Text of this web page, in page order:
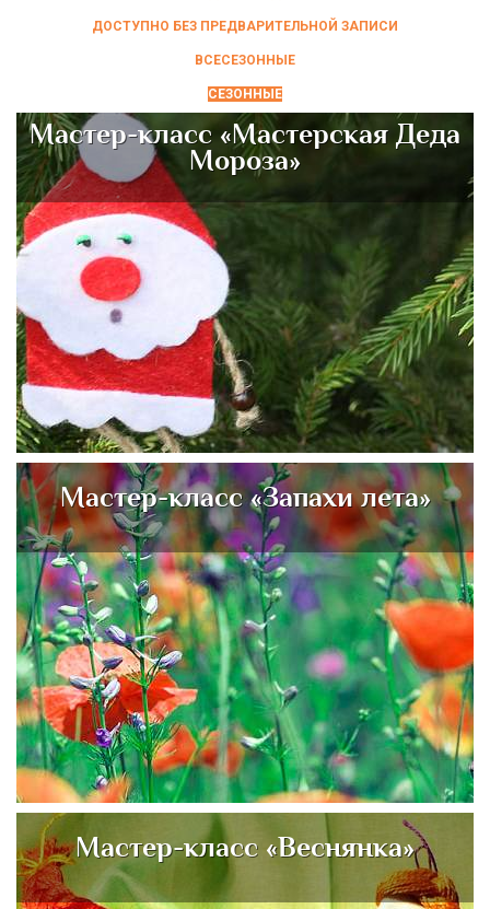
ДОСТУПНО БЕЗ ПРЕДВАРИТЕЛЬНОЙ ЗАПИСИ
ВСЕСЕЗОННЫЕ
СЕЗОННЫЕ
Мастер-класс «Мастерская Деда
Мороза»
Мастер-класс «Запахи лета»
Мастер-класс «Веснянка»